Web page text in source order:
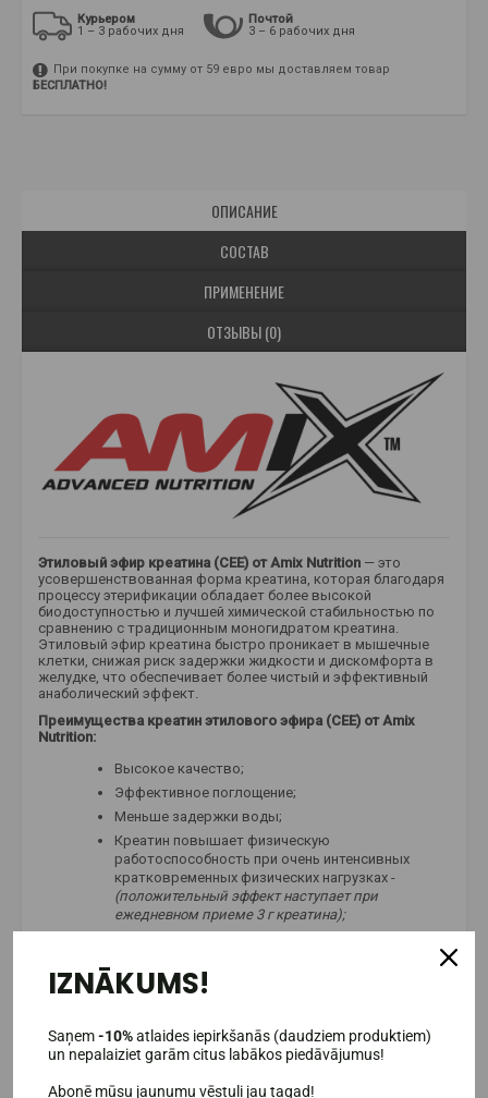
Курьером
1 – 3 рабочих дня
Почтой
3 – 6 рабочих дня
При покупке на сумму от 59 евро мы доставляем товар
БЕСПЛАТНО!
ОПИСАНИЕ
СОСТАВ
ПРИМЕНЕНИЕ
ОТЗЫВЫ (0)
Этиловый эфир креатина (CEE) от Amix Nutrition — это
усовершенствованная форма креатина, которая благодаря
процессу этерификации обладает более высокой
биодоступностью и лучшей химической стабильностью по
сравнению с традиционным моногидратом креатина.
Этиловый эфир креатина быстро проникает в мышечные
клетки, снижая риск задержки жидкости и дискомфорта в
желудке, что обеспечивает более чистый и эффективный
анаболический эффект.
Преимущества креатин этилового эфира (CEE) от Amix
Nutrition:
Высокое качество;
Эффективное поглощение;
Меньше задержки воды;
Креатин повышает физическую
работоспособность при очень интенсивных
кратковременных физических нагрузках -
(положительный эффект наступает при
ежедневном приеме 3 г креатина);
Для чего нужен этиловый эфир креатина (CEE) Amix
Для людей, чувствительных к традиционному
креатин моногидрату;
IZNĀKUMS!
Saņem-10%atlaides iepirkšanās (daudziem produktiem)
un nepalaiziet garām citus labākos piedāvājumus!
Abonē mūsu jaunumu vēstuli jau tagad!